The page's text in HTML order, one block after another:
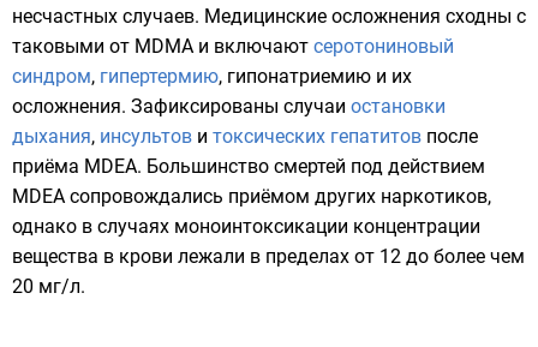
несчастных случаев. Медицинские осложнения сходны с
таковыми от MDMA и включают серотониновый
синдром, гипертермию, гипонатриемию и их
осложнения. Зафиксированы случаи остановки
дыхания, инсультов и токсических гепатитов после
приёма MDEA. Большинство смертей под действием
MDEA сопровождались приёмом других наркотиков,
однако в случаях моноинтоксикации концентрации
вещества в крови лежали в пределах от 12 до более чем
20 мг/л.